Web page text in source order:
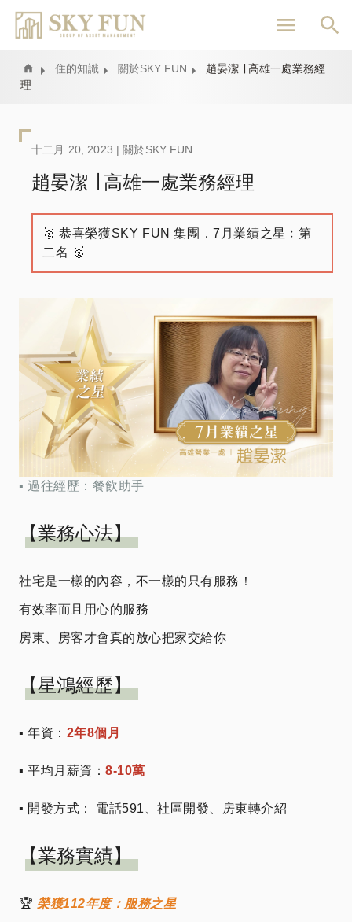
內
Home 住的知識 關於SKY FUN
趙晏潔 ∣ 高雄一處業務經
理
十二月 20, 2023 | 關於SKY FUN
趙晏潔 ∣ 高雄一處業務經理
🥈 恭喜榮獲SKY FUN 集團．7月業績之星﹕第
二名 🥈
▪ 過往經歷：餐飲助手
【業務心法】
社宅是一樣的內容，不一樣的只有服務！
有效率而且用心的服務
房東、房客才會真的放心把家交給你
【星鴻經歷】
▪ 年資： 2年8個月
▪ 平均月薪資： 8-10萬
▪ 開發方式： 電話591、社區開發、房東轉介紹
【業務實績】
🏆 榮獲112年度：服務之星